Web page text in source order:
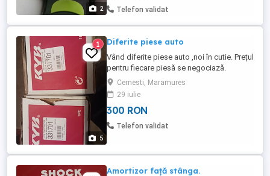
2 Telefon validat
5
1 Diferite piese auto
Vând diferite piese auto ,noi în cutie. Prețul
pentru fiecare piesă se negociază.
Cernesti, Maramures
29 iulie
300 RON
Telefon validat
Amortizor față stânga.